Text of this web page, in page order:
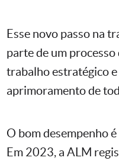
Esse novo passo na
parte de um processo
trabalho estratégico
aprimoramento de
O bom desempenho
Em 2023, a ALM